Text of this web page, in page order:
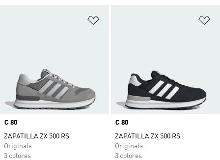
Precio
€ 80
ZAPATILLA ZX 500 RS
Originals
3 colores
Precio
€ 80
ZAPATILLA ZX 500 RS
Originals
3 colores